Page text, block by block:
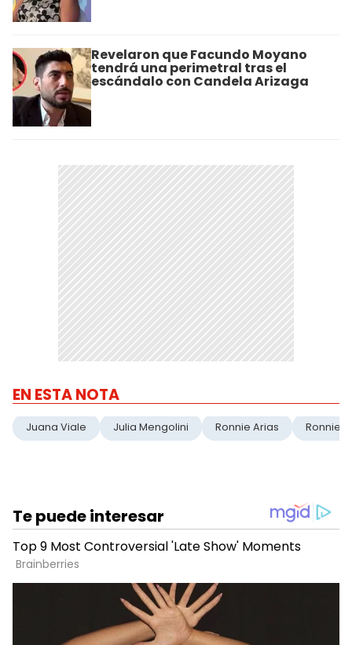
Revelaron que Facundo Moyano
tendrá una perimetral tras el
escándalo con Candela Arizaga
EN ESTA NOTA
Juana Viale Julia Mengolini Ronnie Arias Ronnie